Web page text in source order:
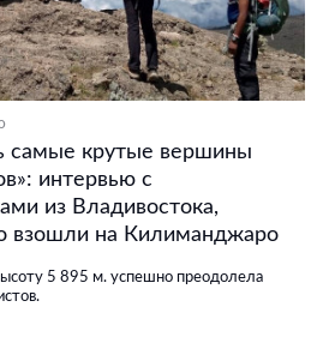
самые крутые вершины
интервью с
из Владивостока,
взошли на Килиманджаро
5 895 м. успешно преодолела